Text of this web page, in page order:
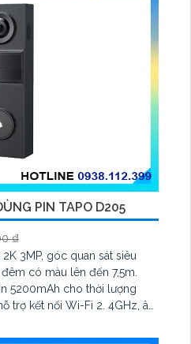
PIN TAPO D205
₫
3MP, góc quan sát siêu
có màu lên đến 7,5m.
5200mAh cho thời lượng
trợ kết nối Wi-Fi 2. 4GHz, âm